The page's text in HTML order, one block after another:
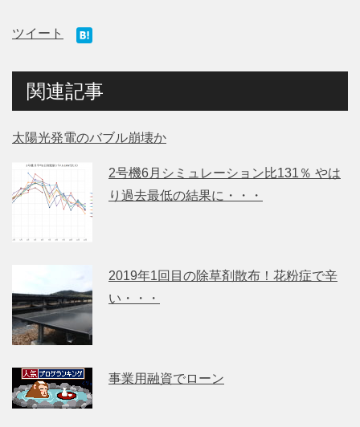
ツイート
関連記事
太陽光発電のバブル崩壊か
2号機6月シミュレーション比131％ やは
り過去最低の結果に・・・
2019年1回目の除草剤散布！花粉症で辛
い・・・
事業用融資でローン